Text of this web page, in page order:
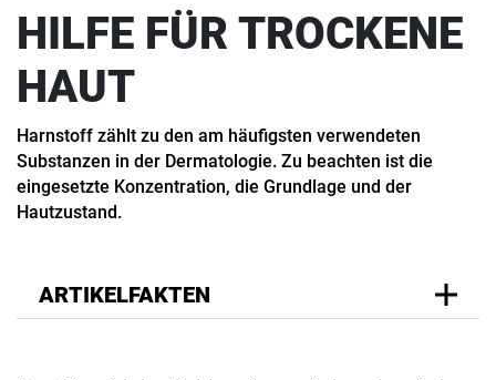
HILFE FÜR TROCKENE
HAUT
Harnstoff zählt zu den am häufigsten verwendeten
Substanzen in der Dermatologie. Zu beachten ist die
eingesetzte Konzentration, die Grundlage und der
Hautzustand.
ARTIKELFAKTEN